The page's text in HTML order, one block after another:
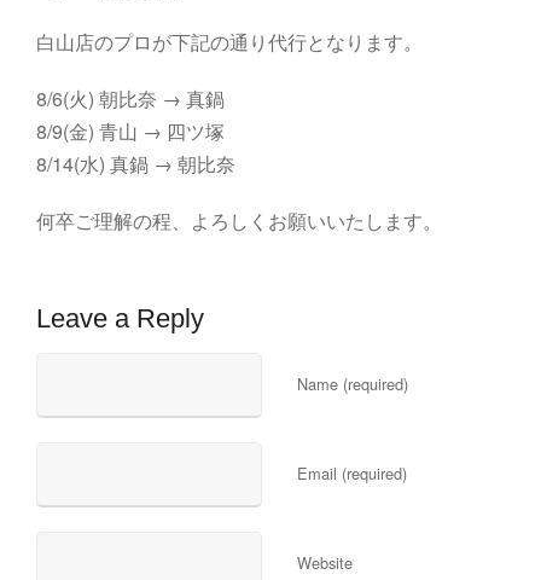
白山店のプロが下記の通り代行となります。
8/6(火) 朝比奈 → 真鍋
8/9(金) 青山 → 四ツ塚
8/14(水) 真鍋 → 朝比奈
何卒ご理解の程、よろしくお願いいたします。
Leave a Reply
Name (required)
Email (required)
Website